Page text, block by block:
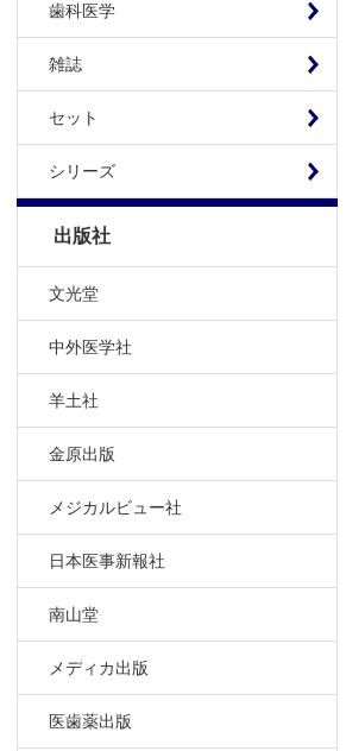
歯科医学
雑誌
セット
シリーズ
出版社
文光堂
中外医学社
羊土社
金原出版
メジカルビュー社
日本医事新報社
南山堂
メディカ出版
医歯薬出版